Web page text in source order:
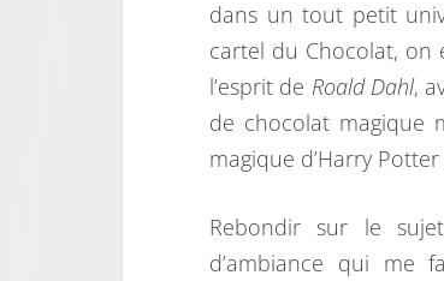
dans un tout petit
cartel du Chocolat, on
l’esprit de Roald Dahl,
de chocolat magique
magique d’Harry
Rebondir sur le
d’ambiance qui me